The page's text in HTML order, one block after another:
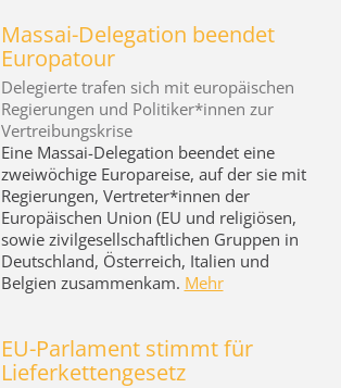
Massai-Delegation beendet
Europatour
Delegierte trafen sich mit europäischen
Regierungen und Politiker*innen zur
Vertreibungskrise
Eine Massai-Delegation beendet eine
zweiwöchige Europareise, auf der sie mit
Regierungen, Vertreter*innen der
Europäischen Union (EU und religiösen,
sowie zivilgesellschaftlichen Gruppen in
Deutschland, Österreich, Italien und
Belgien zusammenkam. Mehr
EU-Parlament stimmt für
Lieferkettengesetz